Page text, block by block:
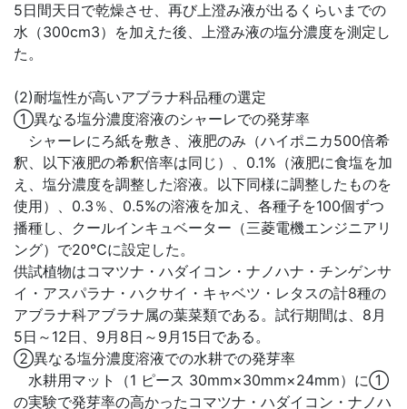
5日間天日で乾燥させ、再び上澄み液が出るくらいまでの
水（300cm3）を加えた後、上澄み液の塩分濃度を測定し
た。
(2)耐塩性が高いアブラナ科品種の選定
①異なる塩分濃度溶液のシャーレでの発芽率
シャーレにろ紙を敷き、液肥のみ（ハイポニカ500倍希
釈、以下液肥の希釈倍率は同じ）、0.1%（液肥に食塩を加
え、塩分濃度を調整した溶液。以下同様に調整したものを
使用）、0.3％、0.5%の溶液を加え、各種子を100個ずつ
播種し、クールインキュベーター（三菱電機エンジニアリ
ング）で20℃に設定した。
供試植物はコマツナ・ハダイコン・ナノハナ・チンゲンサ
イ・アスパラナ・ハクサイ・キャベツ・レタスの計8種の
アブラナ科アブラナ属の葉菜類である。試行期間は、8月
5日～12日、9月8日～9月15日である。
②異なる塩分濃度溶液での水耕での発芽率
水耕用マット（1 ピース 30mm×30mm×24mm）に①
の実験で発芽率の高かったコマツナ・ハダイコン・ナノハ